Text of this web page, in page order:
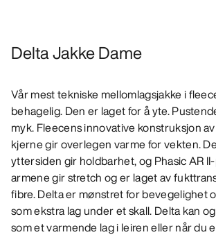
Delta Jakke Dame
Vår mest tekniske mellomlagsjakke i
behagelig. Den er laget for å yte.
myk. Fleecens innovative konstruksjon
kjerne gir overlegen varme for vekten.
yttersiden gir holdbarhet, og Phasic AR
armene gir stretch og er laget av
fibre. Delta er mønstret for bevegelighet
som ekstra lag under et skall. Delta kan
som et varmende lag i leiren eller når du